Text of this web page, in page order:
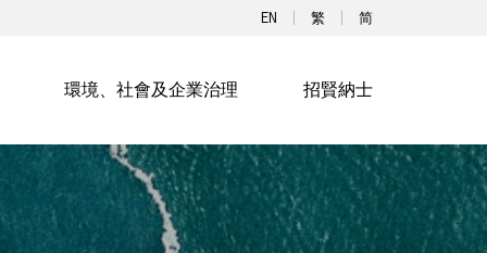
EN 繁 简
環境、社會及企業治理 招賢納士